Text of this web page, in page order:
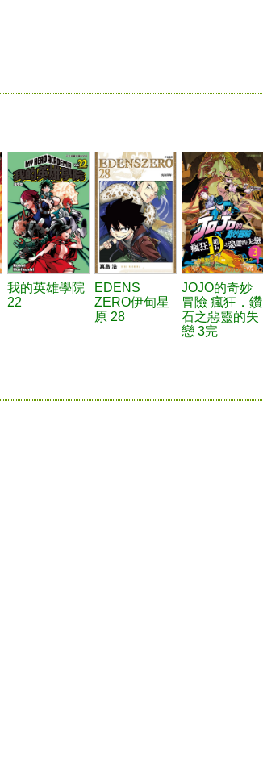
我的英雄學院
22
EDENS
ZERO伊甸星
原 28
JOJO的奇妙
冒險 瘋狂．鑽
石之惡靈的失
戀 3完